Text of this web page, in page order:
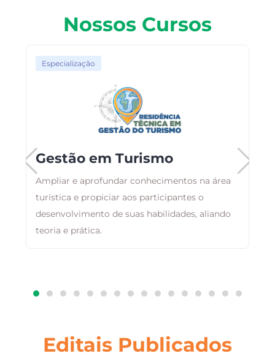
Nossos Cursos
Especialização
Gestão em Turismo
Ampliar e aprofundar conhecimentos na área
turística e propiciar aos participantes o
desenvolvimento de suas habilidades, aliando
teoria e prática.
Editais Publicados